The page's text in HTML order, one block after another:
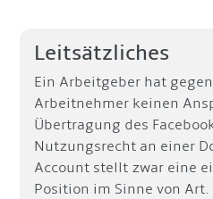
Leitsätzliches
Ein Arbeitgeber hat
Arbeitnehmer keinen
Übertragung des
Nutzungsrecht an einer
Account stellt zwar eine
Position im Sinne von Art.